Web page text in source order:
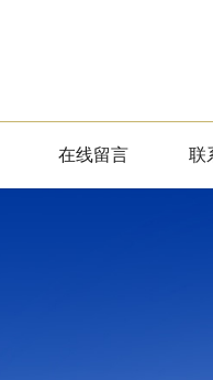
在线留言 联